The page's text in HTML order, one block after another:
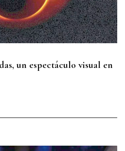
un espectáculo visual en